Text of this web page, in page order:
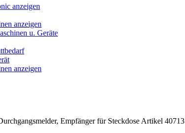
anzeigen
anzeigen
u. Geräte
anzeigen
Empfänger für Steckdose Artikel 40713